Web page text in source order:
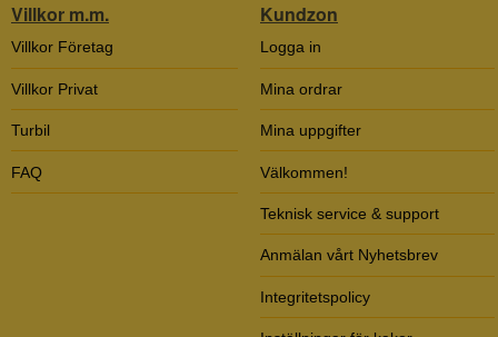
Villkor m.m.
Villkor Företag
Villkor Privat
Turbil
FAQ
Kundzon
Logga in
Mina ordrar
Mina uppgifter
Välkommen!
Teknisk service & support
Anmälan vårt Nyhetsbrev
Integritetspolicy